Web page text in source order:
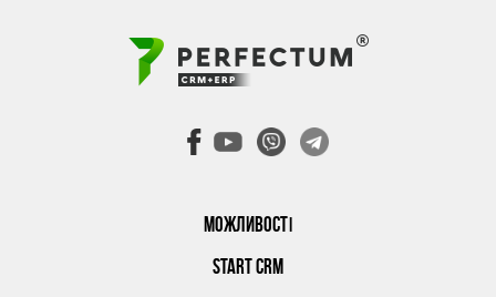
МОЖЛИВОСТІ
START CRM